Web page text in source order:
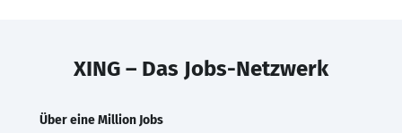
XING – Das Jobs-Netzwerk
Über eine Million Jobs